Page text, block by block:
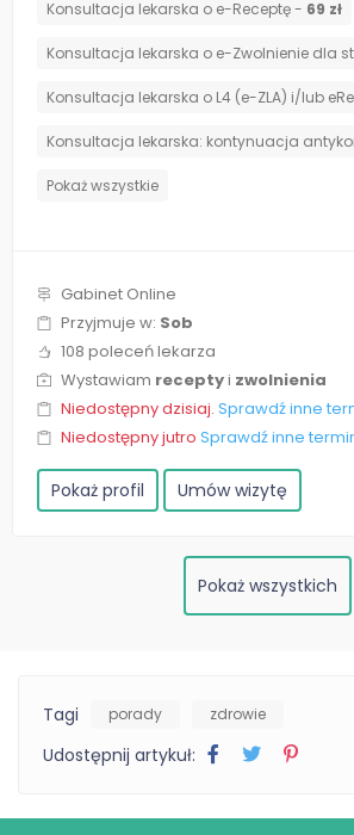
Konsultacja lekarska o e-Receptę - 69 zł
Konsultacja lekarska o e-Zwolnienie dla
Konsultacja lekarska o L4 (e-ZLA) i/lub
⁠Konsultacja lekarska: kontynuacja
Pokaż wszystkie
Gabinet Online
Przyjmuje w: Sob
108 poleceń lekarza
Wystawiam receptyi zwolnienia
Niedostępny dzisiaj. Sprawdź inne
Niedostępny jutro Sprawdź inne
Pokaż profil Umów wizytę
Pokaż wszystkich
Tagi porady zdrowie
Udostępnij artykuł: